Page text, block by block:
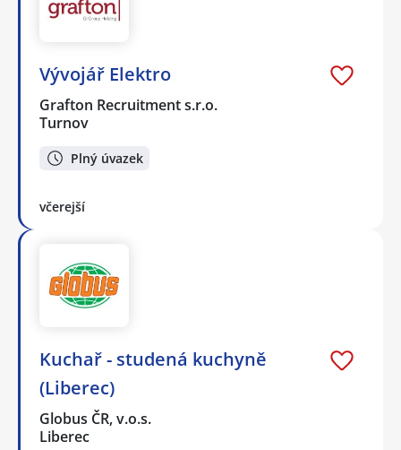
Vývojář Elektro
Grafton Recruitment s.r.o.
Turnov
Plný úvazek
včerejší
Kuchař - studená kuchyně
(Liberec)
Globus ČR, v.o.s.
Liberec